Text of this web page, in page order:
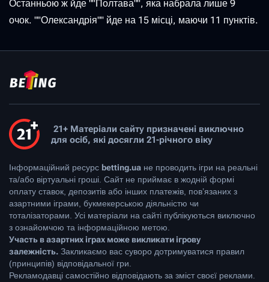
Останньою ж йде ""Полтава"", яка набрала лише 9
очок. ""Олександрія"" йде на 15 місці, маючи 11 пунктів.
21+ Матеріали сайту призначені виключно
для осіб, які досягли 21-річного віку
Інформаційний ресурс betting.ua не проводить ігри на реальні
та/або віртуальні гроші. Сайт не приймає в жодній формі
оплату ставок, депозитів або інших платежів, пов’язаних з
азартними іграми, букмекерською діяльністю чи
тоталізаторами. Усі матеріали на сайті публікуються виключно
з ознайомчою та інформаційною метою.
Участь в азартних іграх може викликати ігрову
залежність. Закликаємо вас суворо дотримуватися правил
(принципів) відповідальної гри.
Рекламодавці самостійно відповідають за зміст своєї реклами.